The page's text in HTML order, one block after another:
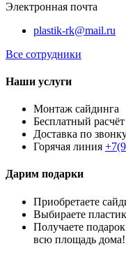
Электронная почта
plastik-rk@mail.ru
Все сотрудники
Наши услуги
Монтаж сайдинга
Бесплатный расчёт
Доставка по
Горячая линия
Дарим подарки
Приобретаете
Выбираете
Получаете
всю площадь дома!